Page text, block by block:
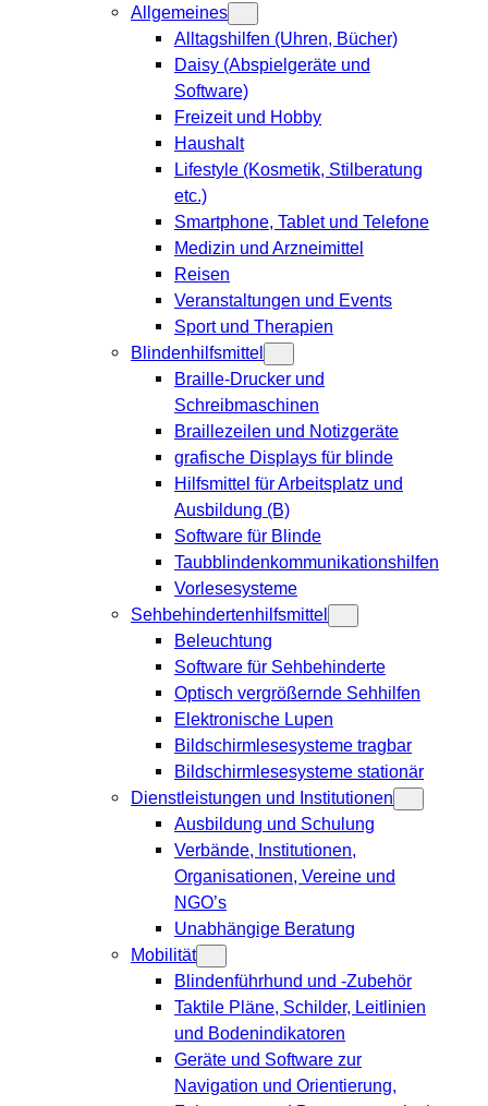
Allgemeines
Alltagshilfen (Uhren, Bücher)
Daisy (Abspielgeräte und
Software)
Freizeit und Hobby
Haushalt
Lifestyle (Kosmetik, Stilberatung
etc.)
Smartphone, Tablet und Telefone
Medizin und Arzneimittel
Reisen
Veranstaltungen und Events
Sport und Therapien
Blindenhilfsmittel
Braille-Drucker und
Schreibmaschinen
Braillezeilen und Notizgeräte
grafische Displays für blinde
Hilfsmittel für Arbeitsplatz und
Ausbildung (B)
Software für Blinde
Taubblindenkommunikationshilfen
Vorlesesysteme
Sehbehindertenhilfsmittel
Beleuchtung
Software für Sehbehinderte
Optisch vergrößernde Sehhilfen
Elektronische Lupen
Bildschirmlesesysteme tragbar
Bildschirmlesesysteme stationär
Dienstleistungen und Institutionen
Ausbildung und Schulung
Verbände, Institutionen,
Organisationen, Vereine und
NGO’s
Unabhängige Beratung
Mobilität
Blindenführhund und -Zubehör
Taktile Pläne, Schilder, Leitlinien
und Bodenindikatoren
Geräte und Software zur
Navigation und Orientierung,